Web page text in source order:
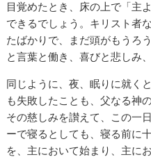
目覚めたとき、床の上で「主
できるでしょう。キリスト者
たばかりで、まだ頭がもうろ
と言葉と働き、喜びと悲しみ
同じように、夜、眠りに就く
も失敗したことも、父なる神
その慈しみを讃えて、この一
ーで寝るとしても、寝る前に
を、主において始まり、主に